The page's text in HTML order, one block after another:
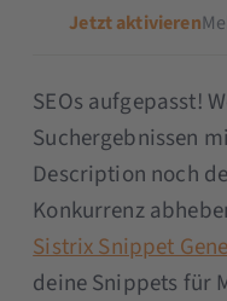
Jetzt aktivieren
SEOs aufgepasst!
Suchergebnissen
Description noch
Konkurrenz
Sistrix Snippet
deine Snippets für